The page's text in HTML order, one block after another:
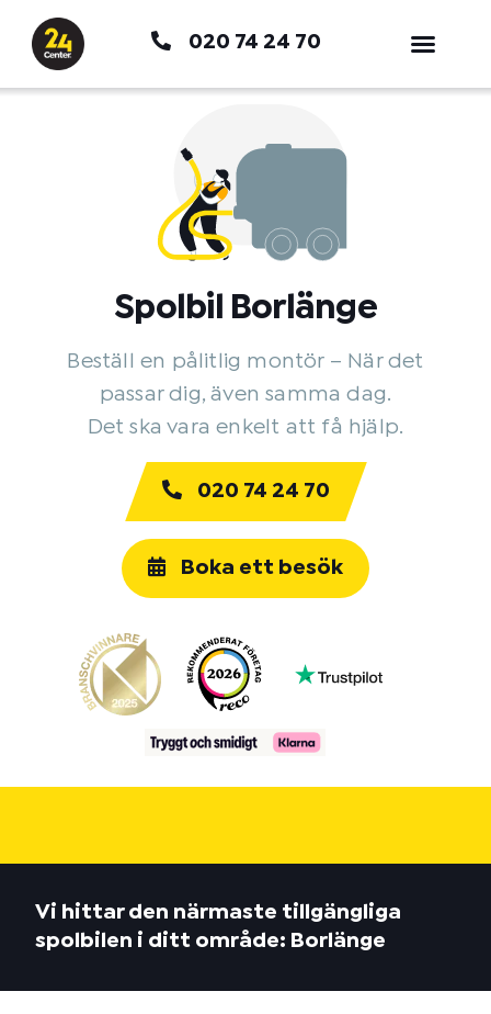
innehåll
020 74 24 70
Spolbil Borlänge
Beställ en pålitlig montör – När det
passar dig, även samma dag.
Det ska vara enkelt att få hjälp.
020 74 24 70
Boka ett besök
Vi hittar den närmaste tillgängliga
spolbilen i ditt område: Borlänge